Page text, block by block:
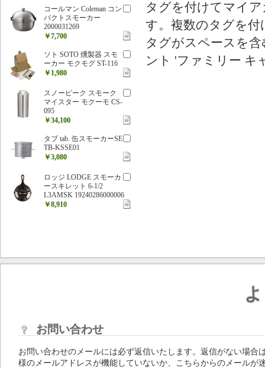
タグを付けてマイ
す。複数のタグを
タグがスペースを
ント 'ファミリー キ
コールマン Coleman コン
パクトスモーカー
2000031269
￥7,700
ソト SOTO 燻製器 スモ
ーカー モクモグ ST-116
￥1,980
スノーピーク スモーク
マイスター モクーモ CS-
095
￥34,100
タブ tab. 缶スモーカーSE
TB-KSSE01
￥3,080
ロッジ LODGE スモーカ
ースキレット 6-1/2
L3AMSK 19240286000006
￥8,910
お問い合わせ
お問い合わせのメールには必ず返信いたします。返信がない場合
様のメールアドレスが機能していないか、こちらからのメールが